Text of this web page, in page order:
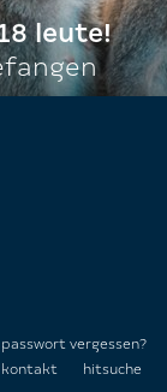
leute!
passwort vergessen?
kontakt
hitsuche